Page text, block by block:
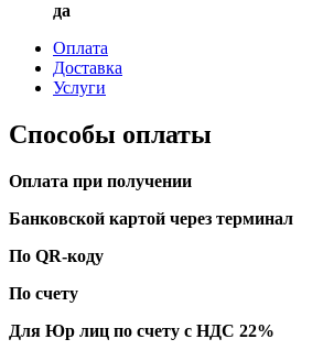
да
Оплата
Доставка
Услуги
Способы оплаты
Оплата при получении
Банковской картой через терминал
По QR-коду
По счету
Для Юр лиц по счету с НДС 22%